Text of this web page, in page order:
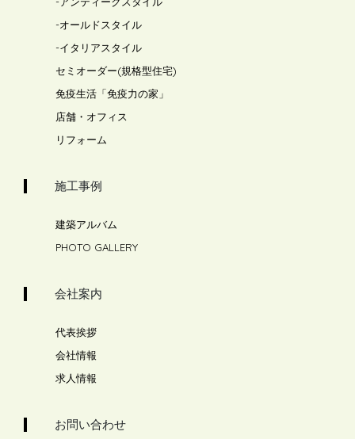
-オールドスタイル
-イタリアスタイル
セミオーダー(規格型住宅)
免疫生活「免疫力の家」
店舗・オフィス
リフォーム
施工事例
建築アルバム
PHOTO GALLERY
会社案内
代表挨拶
会社情報
求人情報
お問い合わせ